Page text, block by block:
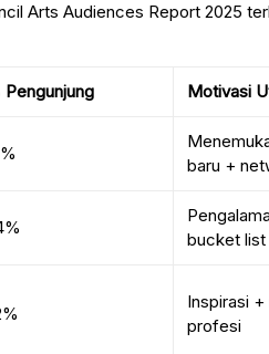
Arts Audiences Report 2025
Pengunjung Motivasi
baru +
bucket list
Inspirasi
profesi